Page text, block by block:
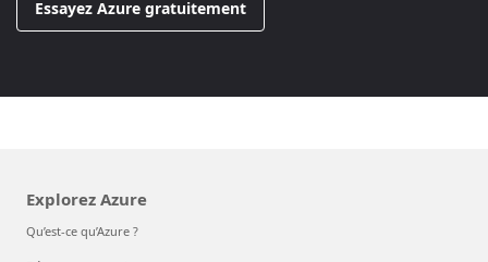
Essayez Azure gratuitement
Explorez Azure
Qu’est-ce qu’Azure ?